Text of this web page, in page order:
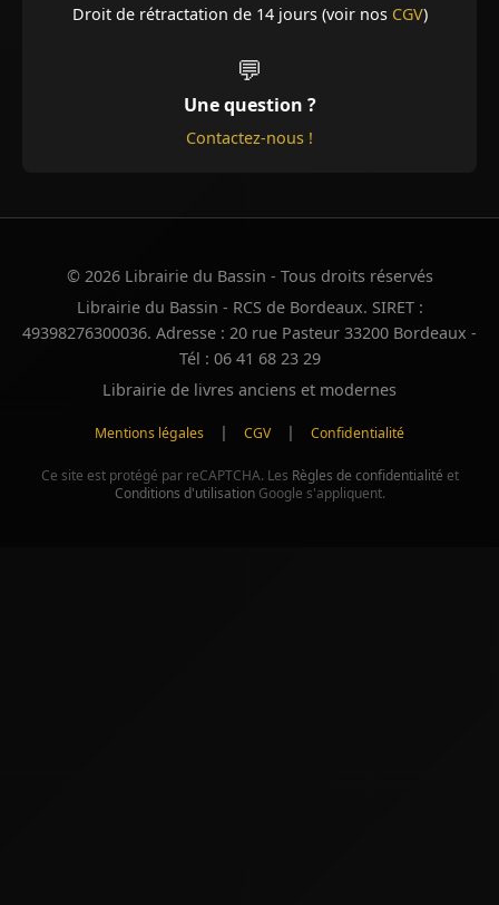
Droit de rétractation de 14 jours (voir nos CGV)
💬
Une question ?
Contactez-nous !
© 2026 Librairie du Bassin - Tous droits réservés
Librairie du Bassin - RCS de Bordeaux. SIRET :
49398276300036. Adresse : 20 rue Pasteur 33200 Bordeaux -
Tél : 06 41 68 23 29
Librairie de livres anciens et modernes
Mentions légales | CGV | Confidentialité
Ce site est protégé par reCAPTCHA. Les Règles de confidentialité et
Conditions d'utilisationGoogle s'appliquent.